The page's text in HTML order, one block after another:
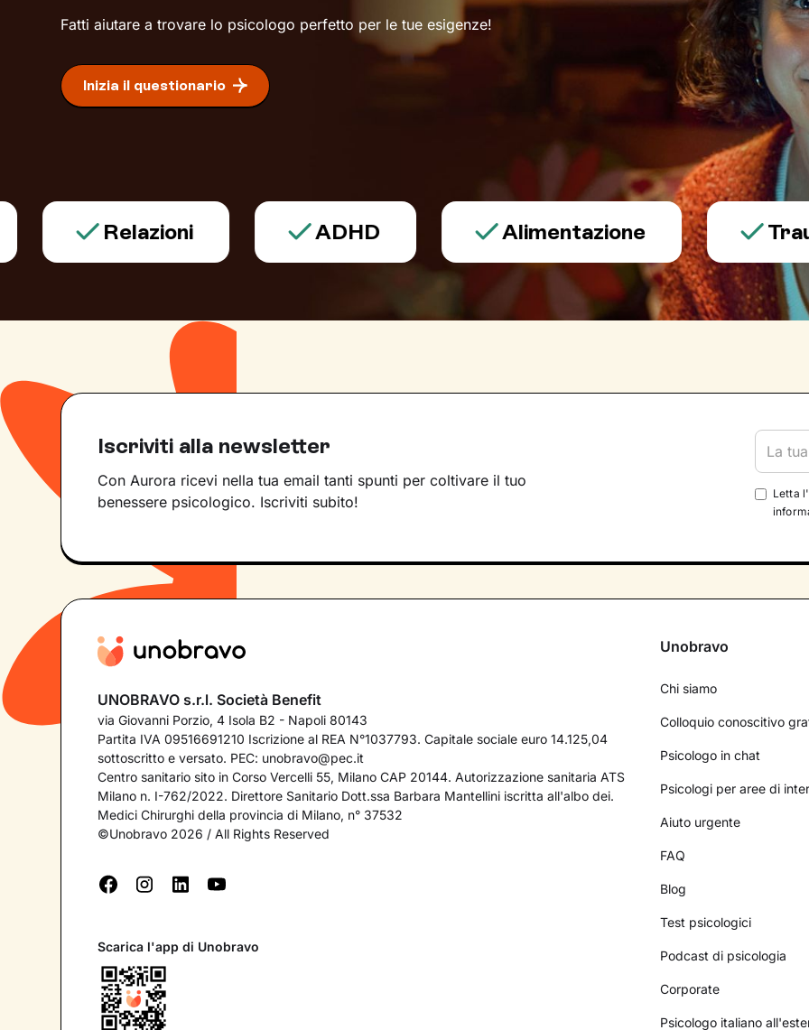
Fatti aiutare a trovare lo psicologo perfetto per le tue esigenze!
Inizia il questionario
Relazioni ADHD Alimentazione
Iscriviti alla newsletter
Con Aurora ricevi nella tua email tanti spunti per coltivare il tuo
benessere psicologico. Iscriviti subito!
Letta l'
UNOBRAVO s.r.l. Società Benefit
via Giovanni Porzio, 4 Isola B2 - Napoli 80143
Partita IVA 09516691210 Iscrizione al REA N°1037793. Capitale sociale euro 14.125,04
sottoscritto e versato. PEC: unobravo@pec.it
Centro sanitario sito in Corso Vercelli 55, Milano CAP 20144. Autorizzazione sanitaria ATS
Milano n. I-762/2022. Direttore Sanitario Dott.ssa Barbara Mantellini iscritta all'albo dei.
Medici Chirurghi della provincia di Milano, n° 37532
©Unobravo 2026 / All Rights Reserved
Scarica l'app di Unobravo
Unobravo
Chi siamo
Colloquio conoscitivo
Psicologo in chat
Psicologi per aree di
Aiuto urgente
FAQ
Blog
Test psicologici
Podcast di psicologia
Corporate
Psicologo italiano